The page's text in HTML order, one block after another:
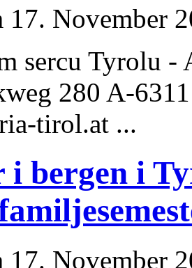
17. November
sercu Tyrolu
280 A-
-tirol.at ...
i bergen i
17. November